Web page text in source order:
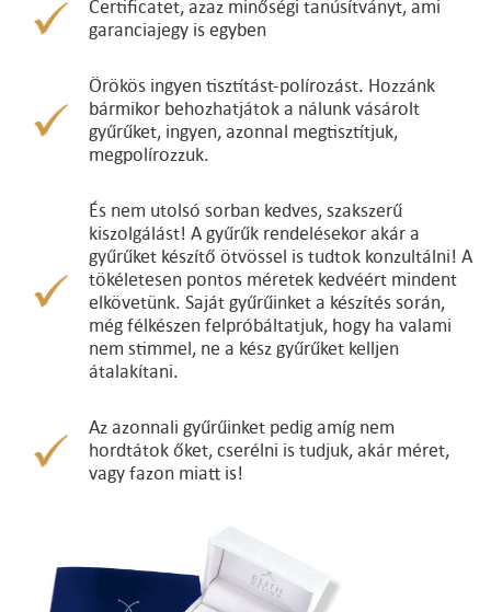
Certificatet, azaz minőségi tanúsítványt, ami
garanciajegy is egyben
Örökös ingyen tisztítást-polírozást. Hozzánk
bármikor behozhatjátok a nálunk vásárolt
gyűrűket, ingyen, azonnal megtisztítjuk,
megpolírozzuk.
És nem utolsó sorban kedves, szakszerű
kiszolgálást! A gyűrűk rendelésekor akár a
gyűrűket készítő ötvössel is tudtok konzultálni! A
tökéletesen pontos méretek kedvéért mindent
elkövetünk. Saját gyűrűinket a készítés során,
még félkészen felpróbáltatjuk, hogy ha valami
nem stimmel, ne a kész gyűrűket kelljen
átalakítani.
Az azonnali gyűrűinket pedig amíg nem
hordtátok őket, cserélni is tudjuk, akár méret,
vagy fazon miatt is!